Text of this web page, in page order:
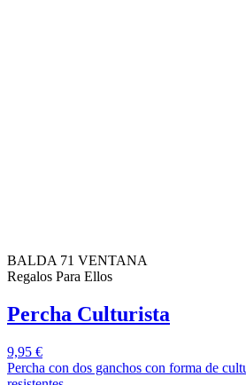
BALDA 71 VENTANA
Regalos Para Ellos
Percha Culturista
9,95 €
Percha con dos ganchos con forma de